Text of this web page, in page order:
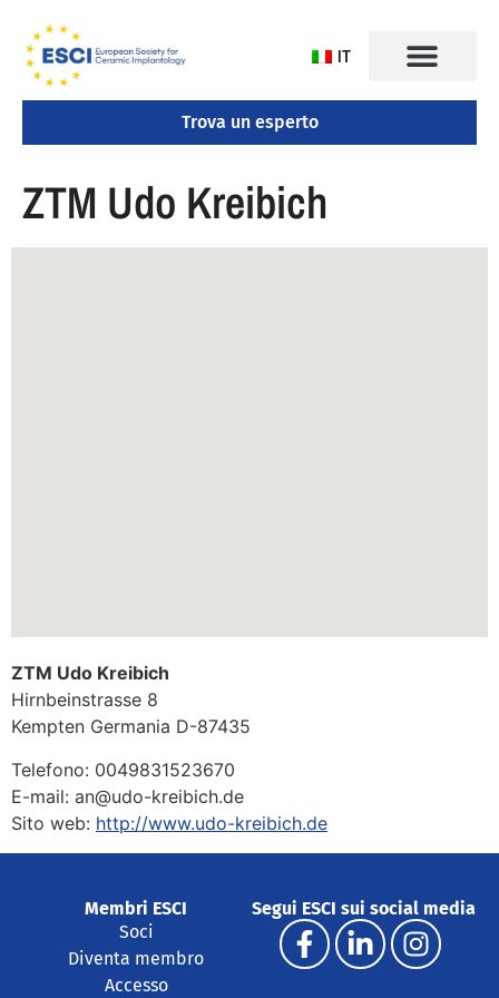
IT
Trova un esperto
ZTM Udo Kreibich
ZTM Udo Kreibich
Hirnbeinstrasse 8
Kempten Germania D-87435
Telefono: 0049831523670
E-mail: an@udo-kreibich.de
Sito web: http://www.udo-kreibich.de
Membri ESCI
Soci
Diventa membro
Accesso
Segui ESCI sui social media